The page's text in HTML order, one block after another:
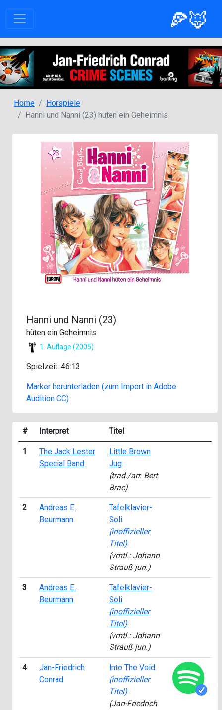
🍕🦊
Home
Hörspiele
Hanni und Nanni (23) hüten ein Geheimnis
Hanni und Nanni (23)
hüten ein Geheimnis
1. Auflage (2005)
Spielzeit: 46:13
Marker herunterladen (zum Import in Adobe
Audition CC)
# Interpret Titel
1
The Jack Lester
Special Band
Little Brown
Jug
(trad./arr. Bert
Brac)
2
Andreas E.
Beurmann
Tafelklavier-
Soli
(inoffizieller
Titel)
(vmtl.: Johann
Strauß jun.)
3
Andreas E.
Beurmann
Tafelklavier-
Soli
(inoffizieller
Titel)
(vmtl.: Johann
Strauß jun.)
4
Jan-Friedrich
Conrad
Into The Void
(inoffizieller
Titel)
(Jan-Friedrich